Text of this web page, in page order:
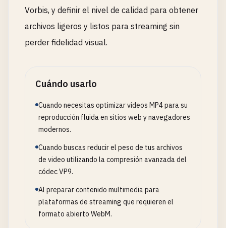
Vorbis, y definir el nivel de calidad para obtener
archivos ligeros y listos para streaming sin
perder fidelidad visual.
Cuándo usarlo
Cuando necesitas optimizar videos MP4 para su
reproducción fluida en sitios web y navegadores
modernos.
Cuando buscas reducir el peso de tus archivos
de video utilizando la compresión avanzada del
códec VP9.
Al preparar contenido multimedia para
plataformas de streaming que requieren el
formato abierto WebM.